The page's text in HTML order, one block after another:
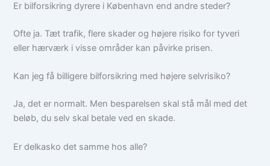
Er bilforsikring dyrere i København end andre steder?
Ofte ja. Tæt trafik, flere skader og højere risiko for tyveri
eller hærværk i visse områder kan påvirke prisen.
Kan jeg få billigere bilforsikring med højere selvrisiko?
Ja, det er normalt. Men besparelsen skal stå mål med det
beløb, du selv skal betale ved en skade.
Er delkasko det samme hos alle?